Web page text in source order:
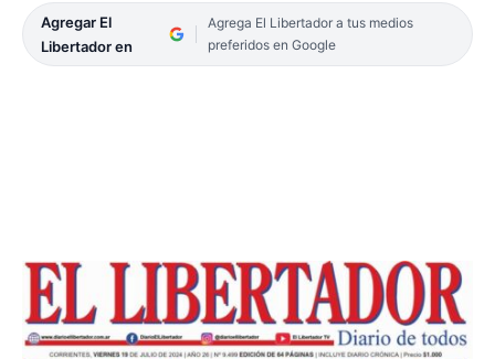
Agregar El
Libertador en
Agrega El Libertador a tus medios
preferidos en Google